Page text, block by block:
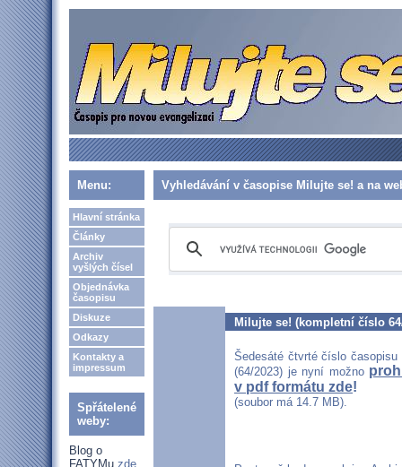
Menu:
Hlavní stránka
Články
Archiv
vyšlých čísel
Objednávka
časopisu
Diskuze
Odkazy
Kontakty a
impressum
Spřátelené
weby:
Blog o
FATYMu zde,
Vyhledávání v časopise Milujte se! a na
Milujte se! (kompletní číslo
Šedesáté čtvrté číslo
(64/2023) je nyní možno
v pdf formátu zde!
(soubor má 14.7 MB).